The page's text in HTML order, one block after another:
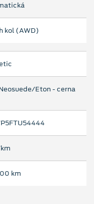
kol (AWD)
Eton - cerna
km